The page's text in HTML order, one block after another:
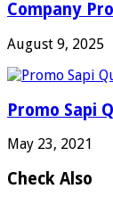
Company
August 9, 2025
Promo Sapi
May 23, 2021
Check Also